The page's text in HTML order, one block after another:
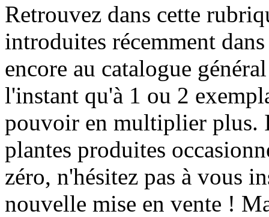
Retrouvez dans cette
introduites récemment
encore au catalogue
l'instant qu'à 1 ou 2
pouvoir en multiplier plus.
plantes produites
zéro, n'hésitez pas à vous
nouvelle mise en vente !